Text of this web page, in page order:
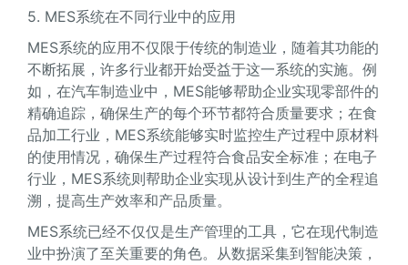
5. MES系统在不同行业中的应用
MES系统的应用不仅限于传统的制造业，随着其功能的
不断拓展，许多行业都开始受益于这一系统的实施。例
如，在汽车制造业中，MES能够帮助企业实现零部件的
精确追踪，确保生产的每个环节都符合质量要求；在食
品加工行业，MES系统能够实时监控生产过程中原材料
的使用情况，确保生产过程符合食品安全标准；在电子
行业，MES系统则帮助企业实现从设计到生产的全程追
溯，提高生产效率和产品质量。
MES系统已经不仅仅是生产管理的工具，它在现代制造
业中扮演了至关重要的角色。从数据采集到智能决策，